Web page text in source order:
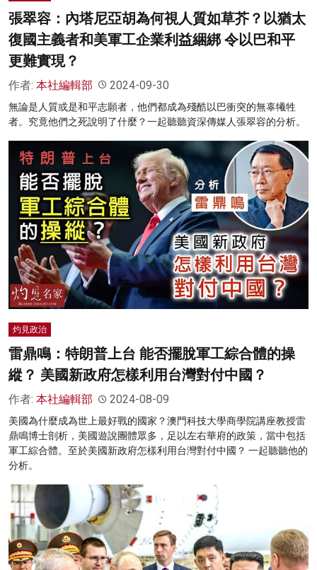
張翠容：內塔尼亞胡為何視人質如草芥？以猶太
復國主義者和美軍工企業利益綑綁 令以巴和平
更難實現？
作者: 本社編輯部 2024-09-30
無論是人質或是和平志願者，他們都成為殘酷以巴衝突的無辜犧牲
者。究竟他們之死說明了什麼？一起聽聽資深傳媒人張翠容的分析。
灼見政治
雷鼎鳴：特朗普上台 能否擺脫軍工綜合體的操
縱？ 美國新政府怎樣利用台灣對付中國？
作者: 本社編輯部 2024-08-09
美國為什麼成為世上最好戰的國家？澳門科技大學商學院講座教授雷
鼎鳴博士剖析，美國遊說團體眾多，足以左右華府的政策，當中包括
軍工綜合體。至於美國新政府怎樣利用台灣對付中國？ 一起聽聽他的
分析。